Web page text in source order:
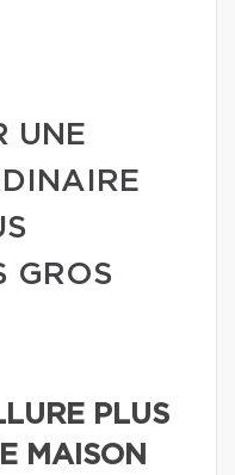
UNE
GROS
PLUS
MAISON